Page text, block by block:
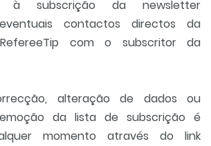
à subscrição da newsletter
contactos directos da
com o subscritor da
alteração de dados ou
da lista de subscrição é
momento através do link